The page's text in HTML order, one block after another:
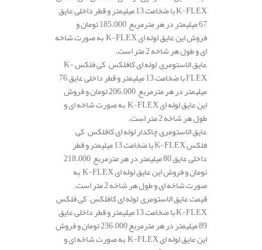
K-FLEX با ضخامت 13 میلیمتر و قطر داخلی عایق
67 میلیمتر در هر مترمربع 185.000 تومان و
فروش این عایق لوله ای K-FLEX به صورت شاخه
ای و طول هر شاخه 2 متر است.
عایق الاستومری لوله ای کافلکس – کی فلکس K-
FLEX با ضخامت 13 میلیمتر و قطر داخلی عایق 76
میلیمتر در هر مترمربع 206.000 تومان و فروش
این عایق لوله ای K-FLEX به صورت شاخه ای و
طول هر شاخه 2 متر است.
عایق الاستومری چاکدار لوله ای کافلکس – کی
فلکس K-FLEX با ضخامت 13 میلیمتر و قطر
داخلی عایق 80 میلیمتر در هر مترمربع 218.000
تومان و فروش این عایق لوله ای K-FLEX به
صورت شاخه ای و طول هر شاخه 2 متر است.
قیمت عایق الاستومری لوله ای کافلکس – کی فلکس
K-FLEX با ضخامت 13 میلیمتر و قطر داخلی عایق
89 میلیمتر در هر مترمربع 236.000 تومان و فروش
این عایق لوله ای K-FLEX به صورت شاخه ای و